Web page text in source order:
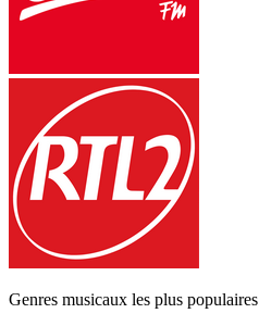
Genres musicaux les plus populaires